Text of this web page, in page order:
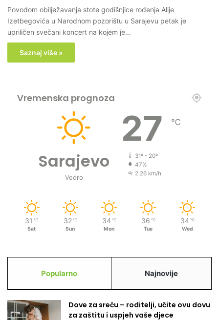
Povodom obilježavanja stote godišnjice rođenja Alije
Izetbegovića u Narodnom pozorištu u Sarajevu petak je
upriličen svečani koncert na kojem je…
Saznaj više »
Vremenska prognoza
Sarajevo
Vedro
27 ℃
31º - 20º
47%
2.26 km/h
31 ℃
Sat
32 ℃
Sun
34 ℃
Mon
36 ℃
Tue
34 ℃
Wed
Popularno Najnovije
Dove za sreću – roditelji, učite ovu dovu
za zaštitu i uspjeh vaše djece